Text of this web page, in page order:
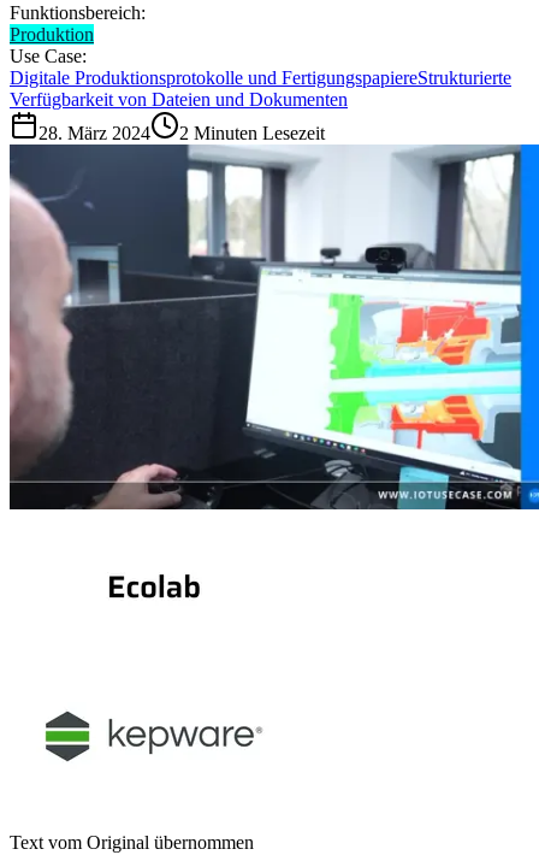
Funktionsbereich:
Produktion
Use Case:
Digitale Produktionsprotokolle und FertigungspapiereStrukturierte
Verfügbarkeit von Dateien und Dokumenten
28. März 2024
2 Minuten Lesezeit
Text vom Original übernommen